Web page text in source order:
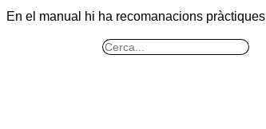
En el manual hi ha recomanacions
B